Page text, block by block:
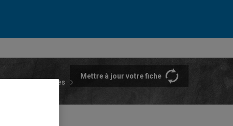
et écoles
Mettre à jour votre fiche